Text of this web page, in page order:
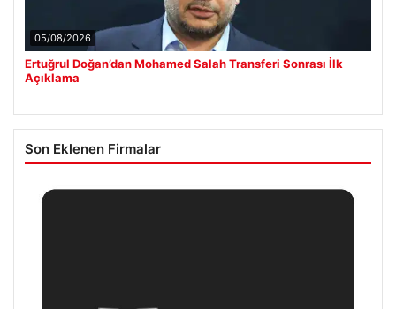
05/08/2026
Ertuğrul Doğan’dan Mohamed Salah Transferi Sonrası İlk
Açıklama
Son Eklenen Firmalar